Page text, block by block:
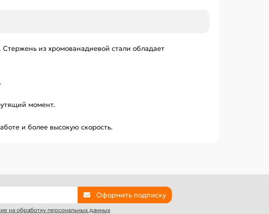
из хромованадиевой стали обладает
момент.
и более высокую скорость.
Оформить подписку
на обработку персональных данных